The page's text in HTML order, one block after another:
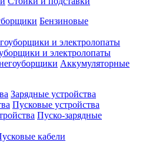
Бензиновые
и электролопаты
Аккумуляторные
Зарядные устройства
Пусковые устройства
Пуско-зарядные
кабели